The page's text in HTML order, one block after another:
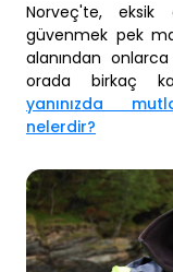
Norveç'te, eksik
güvenmek pek
alanından
orada birkaç
yanınızda
nelerdir?